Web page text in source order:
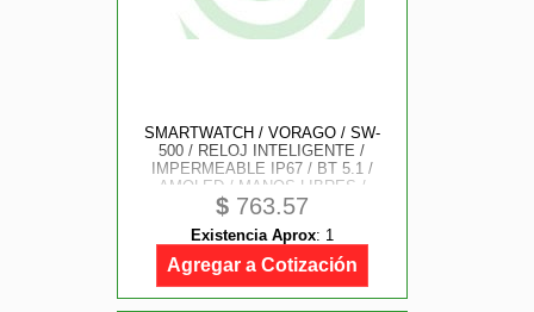
SMARTWATCH / VORAGO / SW-
500 / RELOJ INTELIGENTE /
IMPERMEABLE IP67 / BT 5.1 /
AMOLED / MANOS LIBRES /
PRESION/ RITMO CARDIACO /
OXIMETRO / PANTALLA TACTIL +
EXTENSIBLE BICOLOR / CHAT
GPT
$ 763.57
Existencia Aprox: 1
Agregar a Cotización